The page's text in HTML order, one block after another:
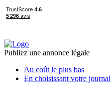
Publiez une annonce légale
Au coût le plus bas
En choisissant votre journal